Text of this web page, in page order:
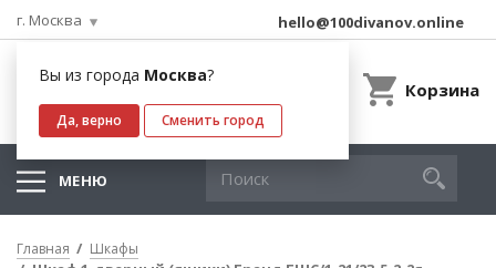
г. Москва
Вы из города Москва?
Да, верно Сменить город
hello@100divanov.online
Корзина
МЕНЮ
Главная Шкафы